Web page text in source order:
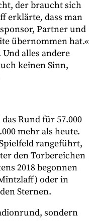
der braucht sich
erklärte, dass man
Partner und
übernommen hat.«
alles andere
keinen Sinn,
Rund für 57.000
mehr als heute.
rangeführt,
den Torbereichen
2018 begonnen
oder in
Sternen.
sondern